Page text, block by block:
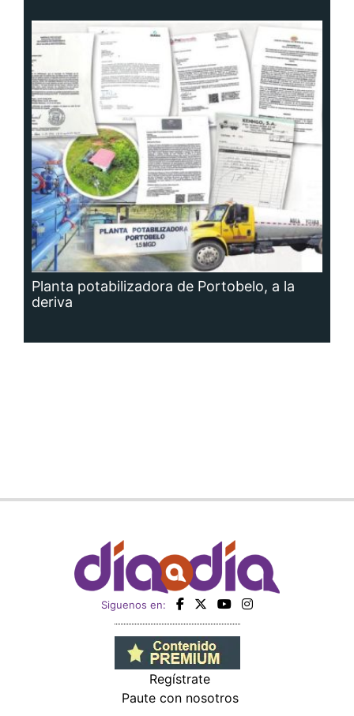
Planta potabilizadora de Portobelo, a la
deriva
Siguenos en:
Regístrate
Paute con nosotros